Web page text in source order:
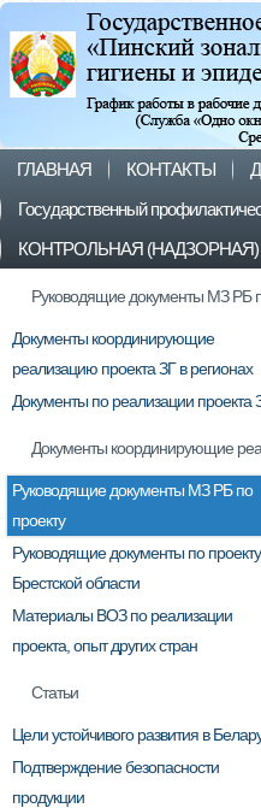
ГЛАВНАЯ КОНТАКТЫ
Государственный
КОНТРОЛЬНАЯ
Руководящие документы МЗ РБ
Документы координирующие
реализацию проекта ЗГ в регионах
Документы по реализации проекта
Документы координирующие
Руководящие документы МЗ РБ по
проекту
Руководящие документы по
Брестской области
Материалы ВОЗ по реализации
проекта, опыт других стран
Статьи
Цели устойчивого развития в
Подтверждение безопасности
продукции